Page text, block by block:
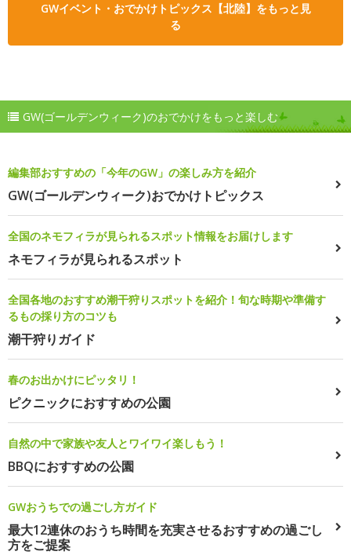
GWイベント・おでかけトピックス【北陸】をもっと見
る
GW(ゴールデンウィーク)のおでかけをもっと楽しむ
編集部おすすめの「今年のGW」の楽しみ方を紹介
GW(ゴールデンウィーク)おでかけトピックス
全国のネモフィラが見られるスポット情報をお届けします
ネモフィラが見られるスポット
全国各地のおすすめ潮干狩りスポットを紹介！旬な時期や準備す
るもの採り方のコツも
潮干狩りガイド
春のお出かけにピッタリ！
ピクニックにおすすめの公園
自然の中で家族や友人とワイワイ楽しもう！
BBQにおすすめの公園
GWおうちでの過ごし方ガイド
最大12連休のおうち時間を充実させるおすすめの過ごし
方をご提案